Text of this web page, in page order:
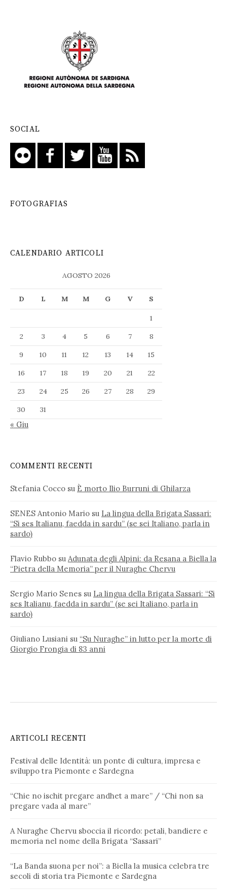
SOCIAL
FOTOGRAFIAS
CALENDARIO ARTICOLI
AGOSTO 2026
D L M M G V S
1
2
3 4 5 6 7
8
9
10 11 12 13 14
15
16
17 18 19 20 21
22
23
24 25 26 27 28
29
30
31
« Giu
COMMENTI RECENTI
Stefania Cocco su È morto Ilio Burruni di Ghilarza
SENES Antonio Mario su La lingua della Brigata Sassari:
“Si ses Italianu, faedda in sardu” (se sei Italiano, parla in
sardo)
Flavio Rubbo su Adunata degli Alpini: da Resana a Biella la
“Pietra della Memoria” per il Nuraghe Chervu
Sergio Mario Senes su La lingua della Brigata Sassari: “Si
ses Italianu, faedda in sardu” (se sei Italiano, parla in
sardo)
Giuliano Lusiani su “Su Nuraghe” in lutto per la morte di
Giorgio Frongia di 83 anni
ARTICOLI RECENTI
Festival delle Identità: un ponte di cultura, impresa e
sviluppo tra Piemonte e Sardegna
“Chie no ischit pregare andhet a mare” / “Chi non sa
pregare vada al mare”
A Nuraghe Chervu sboccia il ricordo: petali, bandiere e
memoria nel nome della Brigata “Sassari”
“La Banda suona per noi”: a Biella la musica celebra tre
secoli di storia tra Piemonte e Sardegna